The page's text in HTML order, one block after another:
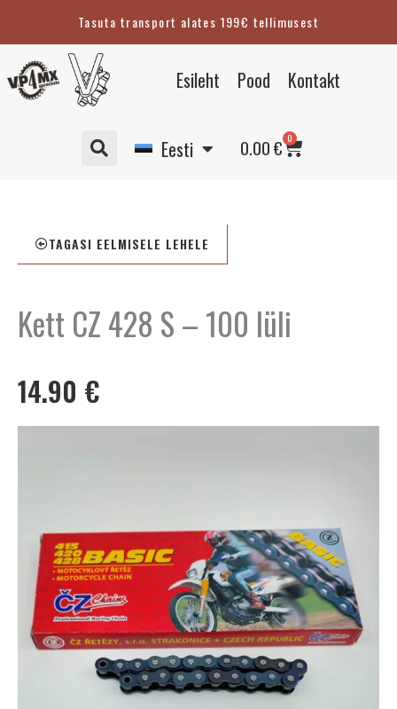
content
Tasuta transport alates 199€ tellimusest
Esileht Pood Kontakt
Eesti
Suomi
Deutsch
0.00€ 0
Cart
TAGASI EELMISELE LEHELE
Kett CZ 428 S – 100 lüli
14.90 €